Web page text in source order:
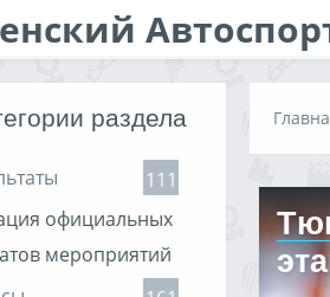
раздела
111
официальных
мероприятий